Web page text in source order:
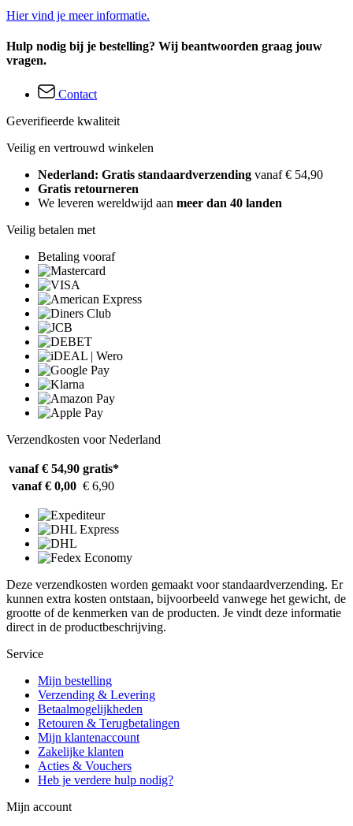
Hier vind je meer informatie.
Hulp nodig bij je bestelling? Wij beantwoorden graag jouw
vragen.
Contact
Geverifieerde kwaliteit
Veilig en vertrouwd winkelen
Nederland: Gratis standaardverzending vanaf € 54,90
Gratis retourneren
We leveren wereldwijd aan meer dan 40 landen
Veilig betalen met
Betaling vooraf
Verzendkosten voor Nederland
vanaf € 54,90 gratis*
vanaf € 0,00 € 6,90
Deze verzendkosten worden gemaakt voor standaardverzending. Er
kunnen extra kosten ontstaan, bijvoorbeeld vanwege het gewicht, de
grootte of de kenmerken van de producten. Je vindt deze informatie
direct in de productbeschrijving.
Service
Mijn bestelling
Verzending & Levering
Betaalmogelijkheden
Retouren & Terugbetalingen
Mijn klantenaccount
Zakelijke klanten
Acties & Vouchers
Heb je verdere hulp nodig?
Mijn account